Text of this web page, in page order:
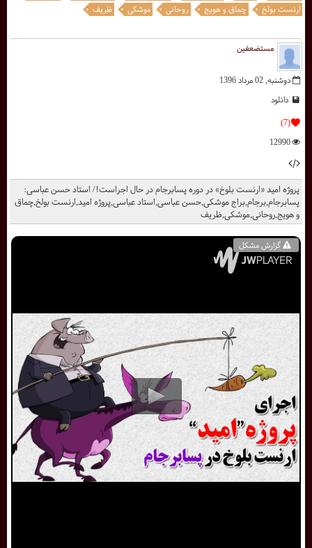
گزارش مشکل
پروژه امید «ارنست بلوخ» در دوره پسابرجام در حال اجراست!/ استاد حسن عباسی:
پسابرجام,برجام,براج موشکی,حسن عباسی,استاد عباسی,پروژه امید,ارنست بولخ,چماق
و هویج,روحانی,موشکی,ظریف
مستضعفین
دوشنبه, 02 مرداد 1396
دانلود
(7)
12990
ارنست بولخ
چماق و هویج روحانی موشکی ظریف